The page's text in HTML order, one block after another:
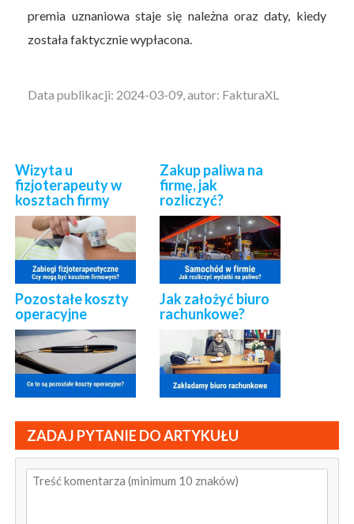
premia uznaniowa staje się należna oraz daty, kiedy
została faktycznie wypłacona.
Data publikacji: 2024-03-09, autor: FakturaXL
Wizyta u
fizjoterapeuty w
kosztach firmy
Zakup paliwa na
firmę, jak
rozliczyć?
Pozostałe koszty
operacyjne
Jak założyć biuro
rachunkowe?
ZADAJ PYTANIE DO ARTYKUŁU